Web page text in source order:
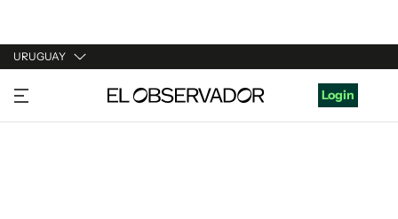
URUGUAY
URUGUAY
ARGENTINA
Login